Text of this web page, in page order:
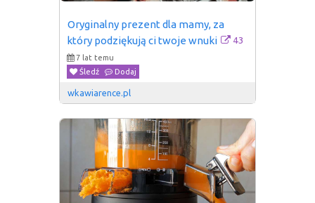
Oryginalny prezent dla mamy, za
który podziękują ci twoje wnuki
43
7 lat temu
Śledź
Dodaj
wkawiarence.pl